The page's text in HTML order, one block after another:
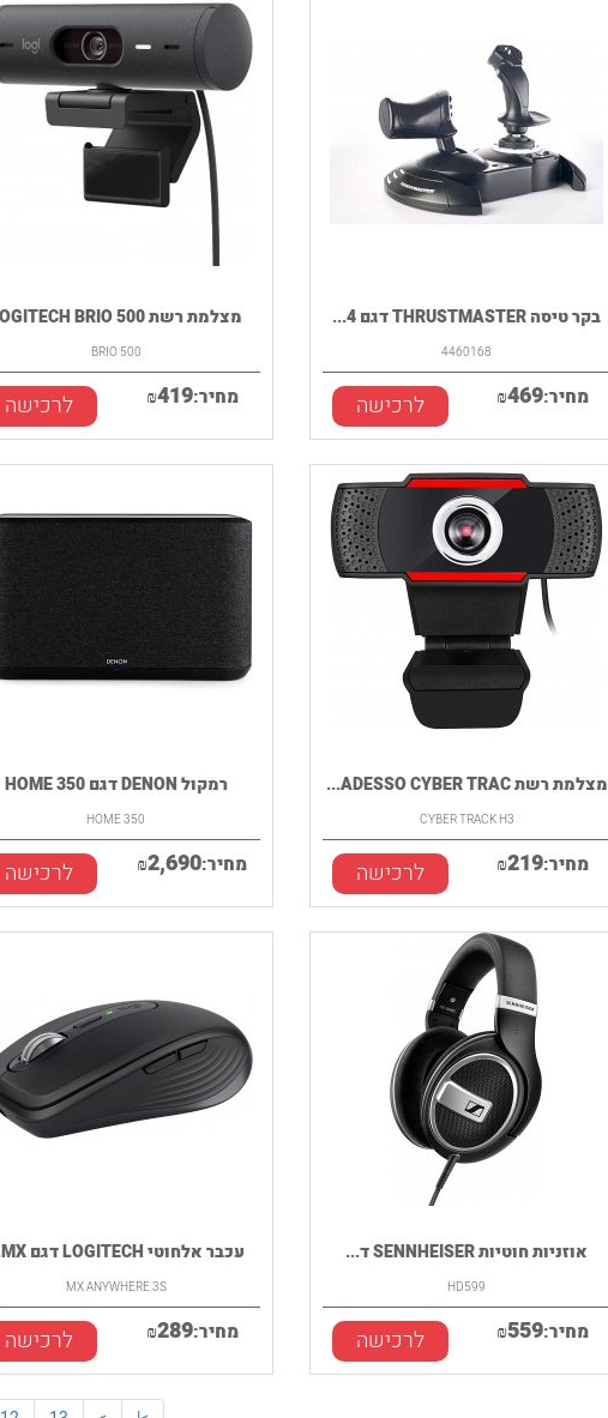
מצלמת רשת LOGITECH BRIO 500
BRIO 500
מחיר: ₪419 לרכישה
בקר טיסה THRUSTMASTER דגם 4...
4460168
מחיר: ₪469 לרכישה
רמקול DENON דגם HOME 350
HOME 350
מחיר: ₪2,690 לרכישה
מצלמת רשת ADESSO CYBER TRAC...
CYBER TRACK H3
מחיר: ₪219 לרכישה
עכבר אלחוטי LOGITECH דגם MX...
MX ANYWHERE 3S
מחיר: ₪289 לרכישה
אוזניות חוטיות SENNHEISER ד...
HD599
מחיר: ₪559 לרכישה